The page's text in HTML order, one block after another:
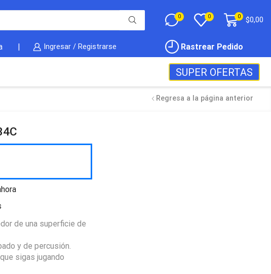
0 0 0 $0,00
Ingresar / Registrarse Rastrear Pedido
SUPER OFERTAS
Regresa a la página anterior
de una superficie de
y de percusión.
sigas jugando